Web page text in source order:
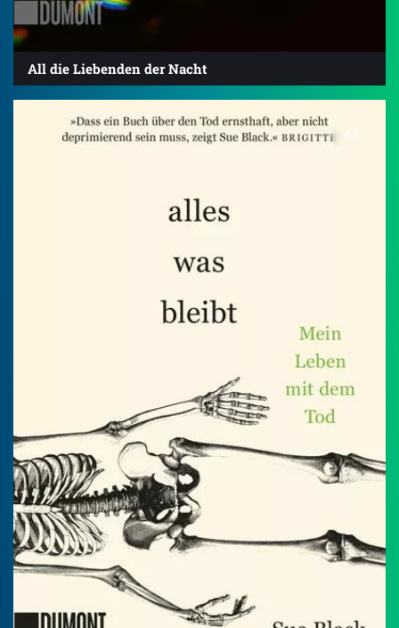
All die Liebenden der Nacht
4.3